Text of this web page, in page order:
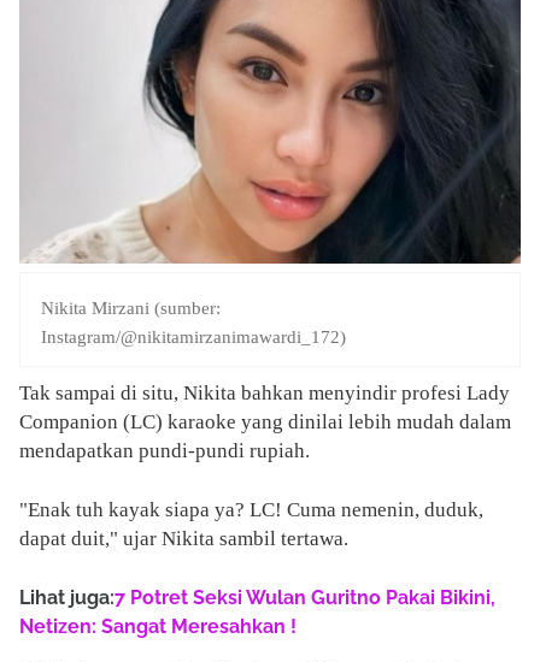
Nikita Mirzani (sumber:
Instagram/@nikitamirzanimawardi_172)
Tak sampai di situ, Nikita bahkan menyindir profesi Lady
Companion (LC) karaoke yang dinilai lebih mudah dalam
mendapatkan pundi-pundi rupiah.
"Enak tuh kayak siapa ya? LC! Cuma nemenin, duduk,
dapat duit," ujar Nikita sambil tertawa.
Lihat juga:7 Potret Seksi Wulan Guritno Pakai Bikini,
Netizen: Sangat Meresahkan !